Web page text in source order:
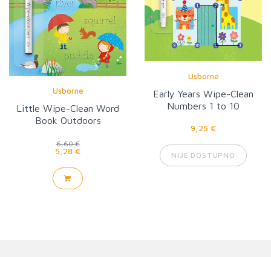
Usborne
Little Wipe-Clean Word
Book Outdoors
6,60 €
5,28 €
Usborne
Early Years Wipe-Clean
Numbers 1 to 10
9,25 €
NIJE DOSTUPNO